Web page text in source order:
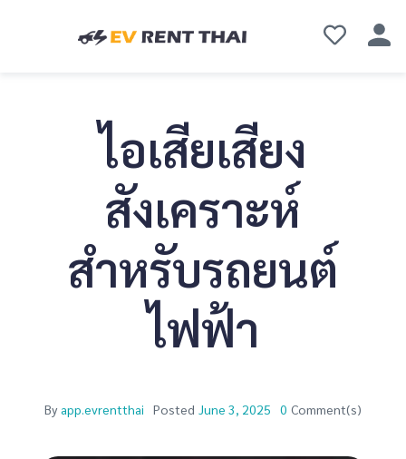
ไอเสียเสียง
สังเคราะห์
สำหรับรถยนต์
ไฟฟ้า
By app.evrentthai Posted June 3, 2025 0 Comment(s)